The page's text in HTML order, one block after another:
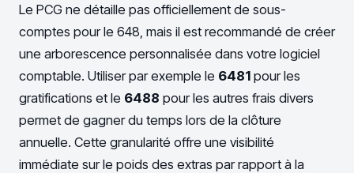
Le PCG ne détaille pas officiellement de sous-
comptes pour le 648, mais il est recommandé de créer
une arborescence personnalisée dans votre logiciel
comptable. Utiliser par exemple le 6481 pour les
gratifications et le 6488 pour les autres frais divers
permet de gagner du temps lors de la clôture
annuelle. Cette granularité offre une visibilité
immédiate sur le poids des extras par rapport à la